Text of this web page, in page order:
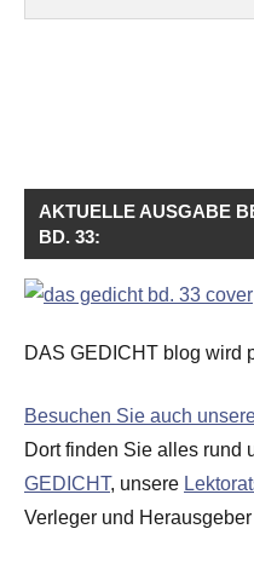
AKTUELLE AUSGABE
BD. 33:
DAS GEDICHT blog wird
Besuchen Sie auch
Dort finden Sie alles rund
GEDICHT, unsere
Verleger und Herausgeber